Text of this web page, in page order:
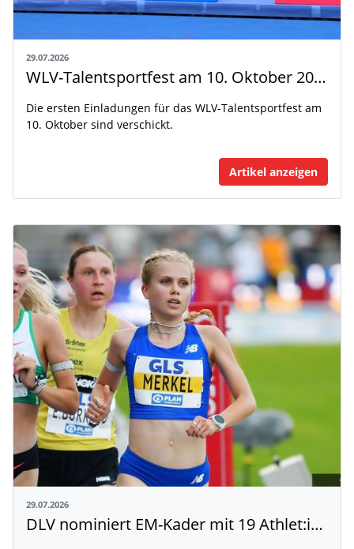
29.07.2026
WLV-Talentsportfest am 10. Oktober 2026
Die ersten Einladungen für das WLV-Talentsportfest am
10. Oktober sind verschickt.
Artikel anzeigen
29.07.2026
DLV nominiert EM-Kader mit 19 Athlet:innen aus Baden-Württemberg